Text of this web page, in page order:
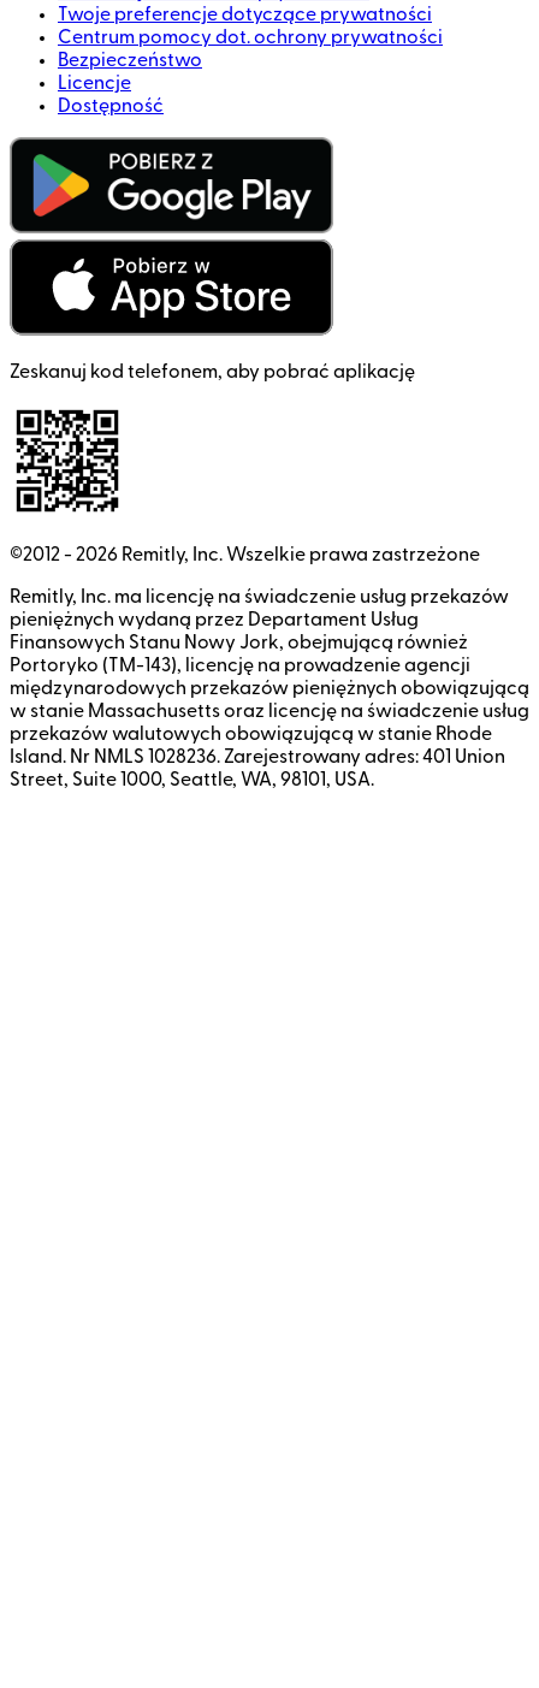
Twoje preferencje dotyczące prywatności
Centrum pomocy dot. ochrony prywatności
Bezpieczeństwo
Licencje
Dostępność
Zeskanuj kod telefonem, aby pobrać aplikację
©2012 - 2026 Remitly, Inc. Wszelkie prawa zastrzeżone
Remitly, Inc. ma licencję na świadczenie usług przekazów
pieniężnych wydaną przez Departament Usług
Finansowych Stanu Nowy Jork, obejmującą również
Portoryko (TM-143), licencję na prowadzenie agencji
międzynarodowych przekazów pieniężnych obowiązującą
w stanie Massachusetts oraz licencję na świadczenie usług
przekazów walutowych obowiązującą w stanie Rhode
Island. Nr NMLS 1028236. Zarejestrowany adres: 401 Union
Street, Suite 1000, Seattle, WA, 98101, USA.